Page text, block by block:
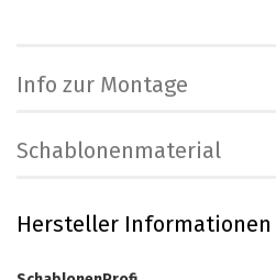
Info zur Montage
Schablonenmaterial
Hersteller Informationen